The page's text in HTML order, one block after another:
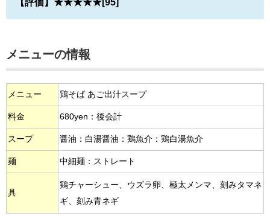
【評価】★★★★★[95]
メニューの情報
メニュー 鶏そば あご出汁スープ
料金 680yen：後会計
スープ 醤油：白湯醤油：鶏魚介：鶏白湯魚介
麺 中細麺：ストレート
具
鶏チャーシュー、ウズラ卵、極太メンマ、刻みタマネ
ギ、刻み青ネギ